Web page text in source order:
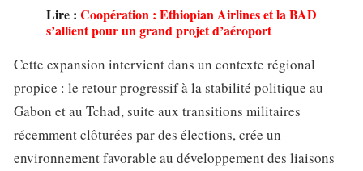
Lire : Coopération : Ethiopian Airlines et la BAD
s’allient pour un grand projet d’aéroport
Cette expansion intervient dans un contexte régional
propice : le retour progressif à la stabilité politique au
Gabon et au Tchad, suite aux transitions militaires
récemment clôturées par des élections, crée un
environnement favorable au développement des liaisons